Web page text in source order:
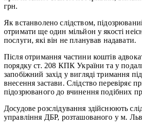
грн.
Як встанволено слідством,
отримати ще один мільйон у якості
послуги, які він не планував надавати.
Після отримання частини коштів
порядку ст. 208 КПК України та у
запобіжний захід у вигляді тримання
внесення застави. Слідство перевіряє
підозрюваного до вчинення подібних
Досудове розслідування здійснюють
управління ДБР, розташованого у м.